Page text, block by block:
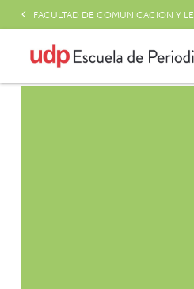
FACULTAD DE COMUNICACIÓN Y